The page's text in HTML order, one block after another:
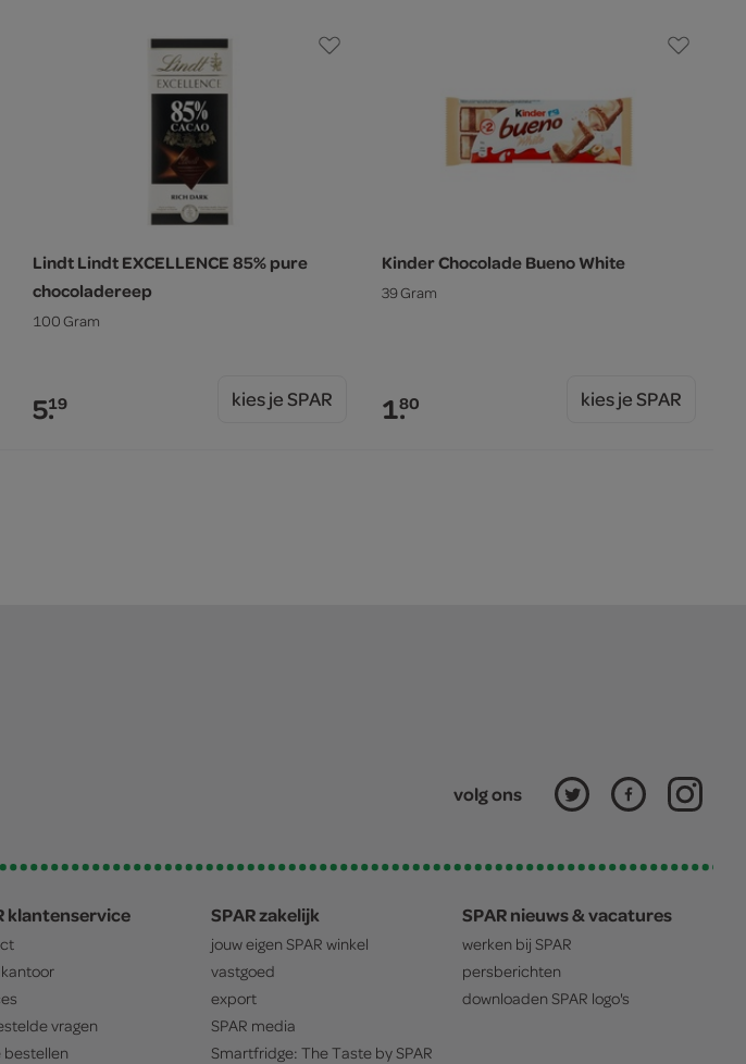
Lindt Lindt EXCELLENCE 85% pure
chocoladereep
100 Gram
5.19 kies je SPAR
Kinder Chocolade Bueno White
39 Gram
1.80 kies je SPAR
volg ons
klantenservice
vragen
bestellen
SPAR zakelijk
jouw eigen SPAR winkel
vastgoed
export
SPAR media
Smartfridge: The Taste bySPAR
SPAR nieuws & vacatures
werken bij SPAR
persberichten
downloaden SPAR logo's